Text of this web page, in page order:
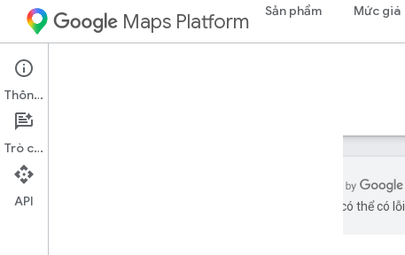
Maps Platform Sản phẩm Mức giá
Places Aggregate API
Hướng dẫn
bằng AI có thể có lỗi.
Thông tin
Trò chuyện
API